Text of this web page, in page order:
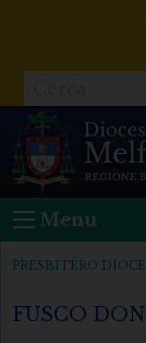
Menu
PRESBITERO
FUSCO